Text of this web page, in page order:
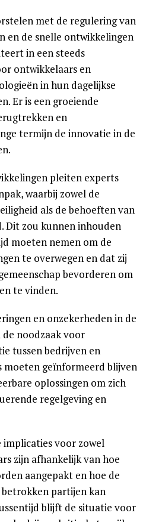
met de regulering van
en de snelle ontwikkelingen
in een steeds
ontwikkelaars en
in hun dagelijkse
Er is een groeiende
en
termijn de innovatie in de
pleiten experts
waarbij zowel de
als de behoeften van
Dit zou kunnen inhouden
moeten nemen om de
te overwegen en dat zij
bevorderen om
te vinden.
en onzekerheden in de
noodzaak voor
tussen bedrijven en
moeten geïnformeerd blijven
oplossingen om zich
regelgeving en
voor zowel
zijn afhankelijk van hoe
aangepakt en hoe de
partijen kan
blijft de situatie voor